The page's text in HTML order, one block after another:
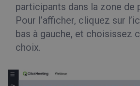
participants dans la zone de
Pour l’afficher, cliquez sur
bas à gauche, et choisissez
choix.